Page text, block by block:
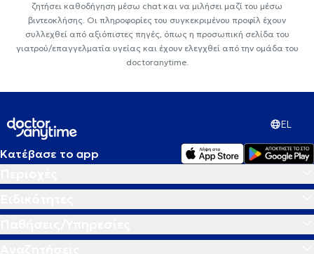
ζητήσει καθοδήγηση μέσω chat και να μιλήσει μαζί του μέσω
βιντεοκλήσης. Οι πληροφορίες του συγκεκριμένου προφίλ έχουν
συλλεχθεί από αξιόπιστες πηγές, όπως η προσωπική σελίδα του
γιατρού/επαγγελματία υγείας και έχουν ελεγχθεί από την ομάδα του
doctoranytime.
EL
Κατέβασε το app